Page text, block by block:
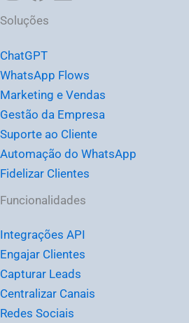
Soluções
ChatGPT
WhatsApp Flows
Marketing e Vendas
Gestão da Empresa
Suporte ao Cliente
Automação do WhatsApp
Fidelizar Clientes
Funcionalidades
Integrações API
Engajar Clientes
Capturar Leads
Centralizar Canais
Redes Sociais